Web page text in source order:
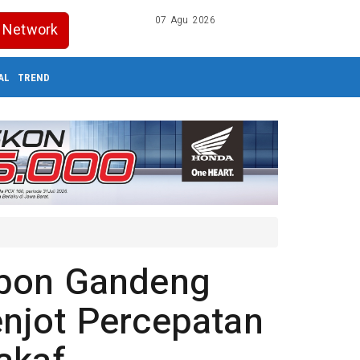
Network 07 Agu 2026
TREND
Gandeng
Percepatan